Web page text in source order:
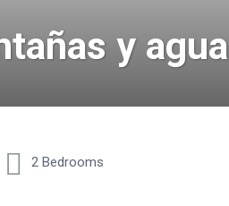
y agua
2 Bedrooms